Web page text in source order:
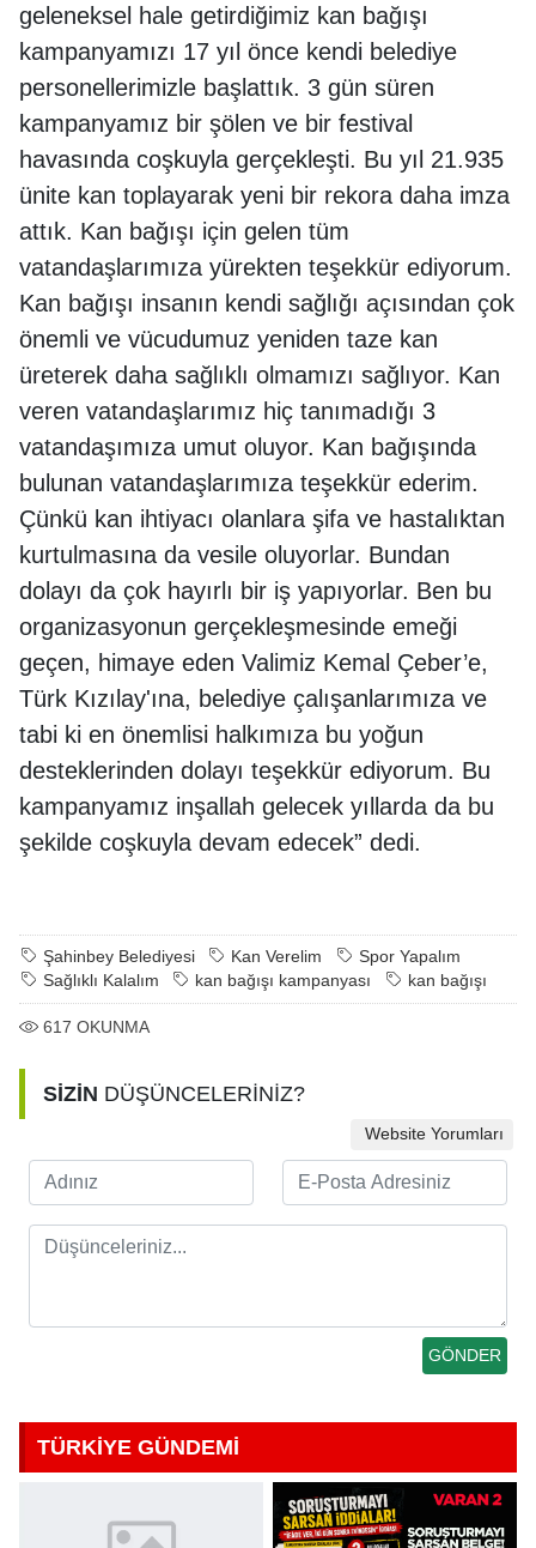
geleneksel hale getirdiğimiz kan bağışı
kampanyamızı 17 yıl önce kendi belediye
personellerimizle başlattık. 3 gün süren
kampanyamız bir şölen ve bir festival
havasında coşkuyla gerçekleşti. Bu yıl 21.935
ünite kan toplayarak yeni bir rekora daha imza
attık. Kan bağışı için gelen tüm
vatandaşlarımıza yürekten teşekkür ediyorum.
Kan bağışı insanın kendi sağlığı açısından çok
önemli ve vücudumuz yeniden taze kan
üreterek daha sağlıklı olmamızı sağlıyor. Kan
veren vatandaşlarımız hiç tanımadığı 3
vatandaşımıza umut oluyor. Kan bağışında
bulunan vatandaşlarımıza teşekkür ederim.
Çünkü kan ihtiyacı olanlara şifa ve hastalıktan
kurtulmasına da vesile oluyorlar. Bundan
dolayı da çok hayırlı bir iş yapıyorlar. Ben bu
organizasyonun gerçekleşmesinde emeği
geçen, himaye eden Valimiz Kemal Çeber’e,
Türk Kızılay'ına, belediye çalışanlarımıza ve
tabi ki en önemlisi halkımıza bu yoğun
desteklerinden dolayı teşekkür ediyorum. Bu
kampanyamız inşallah gelecek yıllarda da bu
şekilde coşkuyla devam edecek” dedi.
Şahinbey Belediyesi Kan Verelim
Spor Yapalım
Sağlıklı Kalalım
kan bağışı kampanyası kan bağışı
617 OKUNMA
SİZİN DÜŞÜNCELERİNİZ?
Website Yorumları
TÜRKİYE GÜNDEMİ